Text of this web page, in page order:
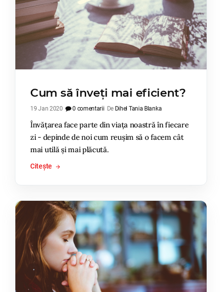
Cum să înveți mai eficient?
19 Jan 2020 0 comentarii De Dihel Tania Blanka
Învățarea face parte din viața noastră în fiecare
zi - depinde de noi cum reușim să o facem cât
mai utilă și mai plăcută.
Citește